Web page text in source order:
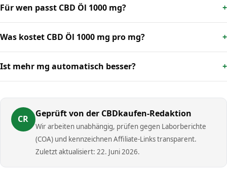
Für wen passt CBD Öl 1000 mg?
Was kostet CBD Öl 1000 mg pro mg?
Ist mehr mg automatisch besser?
CR
Geprüft von der CBDkaufen-Redaktion
Wir arbeiten unabhängig, prüfen gegen Laborberichte
(COA) und kennzeichnen Affiliate-Links transparent.
Zuletzt aktualisiert: 22. Juni 2026.